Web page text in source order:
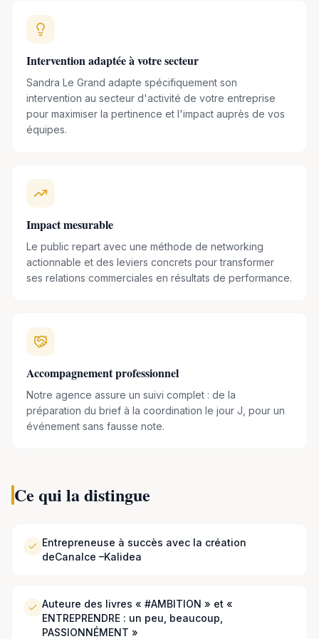
tels que HEC, Kedge Business School, Entrepreneur dans la
Par ailleurs, impliquée dans la gouvernance d'entreprise,
Sandra estmembre de conseils d’administration dont 2
sociétés cotées : Le Groupe Olympique Lyonnais, SURYS
(ex Hologram Industries), ADUX (ex : Himediagroup), AXA
dans des émissions afin de partager son expérience
et son expertise(Membre du jury final de la nouvelle
émission de TF1 « Les Français ont du génie », Coach sur
Europe 1 dans l’émission « La France Bouge », Jury dans
l’émission de France 4 « Business Angels : 60 jours pour
dynamisantes, Sandra inspire son auditoire avec des
sur des thématiques telles que la négociation, l'ambition,
l'entrepreneuriat, la stratégie commerciale ….
Intervention adaptée à votre secteur
Sandra Le Grand adapte spécifiquement son
intervention au secteur d'activité de votre entreprise
pour maximiser la pertinence et l'impact auprès de vos
équipes.
Impact mesurable
Le public repart avec une méthode de networking
actionnable et des leviers concrets pour transformer
ses relations commerciales en résultats de performance.
Accompagnement professionnel
Notre agence assure un suivi complet : de la
préparation du brief à la coordination le jour J, pour un
événement sans fausse note.
Ce qui la distingue
Entrepreneuse à succès avec la création
deCanalce –Kalidea
Auteure des livres « #AMBITION » et «
ENTREPRENDRE : un peu, beaucoup,
PASSIONNÉMENT »